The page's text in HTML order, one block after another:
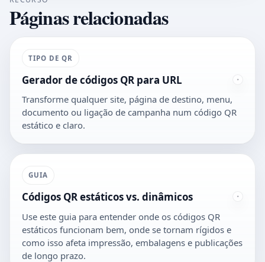
Páginas relacionadas
TIPO DE QR
Gerador de códigos QR para URL
Transforme qualquer site, página de destino, menu,
documento ou ligação de campanha num código QR
estático e claro.
GUIA
Códigos QR estáticos vs. dinâmicos
Use este guia para entender onde os códigos QR
estáticos funcionam bem, onde se tornam rígidos e
como isso afeta impressão, embalagens e publicações
de longo prazo.